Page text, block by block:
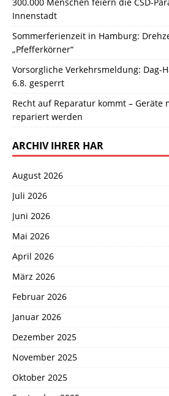
Innenstadt
Sommerferienzeit in Hamburg:
„Pfefferkörner“
Vorsorgliche Verkehrsmeldung: Dag-
6.8. gesperrt
Recht auf Reparatur kommt – Geräte
repariert werden
ARCHIV IHRER HAR
August 2026
Juli 2026
Juni 2026
Mai 2026
April 2026
März 2026
Februar 2026
Januar 2026
Dezember 2025
November 2025
Oktober 2025